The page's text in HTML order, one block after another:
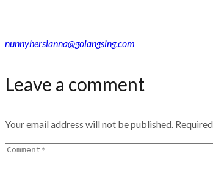
nunnyhersianna@golangsing.com
Leave a comment
Your email address will not be published.